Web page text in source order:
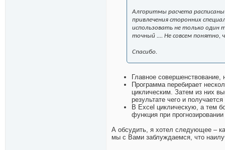
Алгоритмы расчета
привлечения сторонних
использовать не только один
точный .... Не совсем понятно,
Спасибо.
Главное
Программа перебирает
циклическим. Затем из них
результате чего и
В Excel циклическую, а тем
функция при
А обсудить, я хотел следующее –
мы с Вами заблуждаемся, что